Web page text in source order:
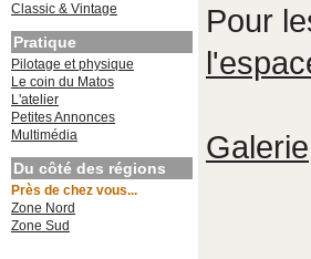
Classic & Vintage
Pratique
Pilotage et physique
Le coin du Matos
L'atelier
Petites Annonces
Multimédia
Du côté des régions
Près de chez vous...
Zone Nord
Zone Sud
Pour